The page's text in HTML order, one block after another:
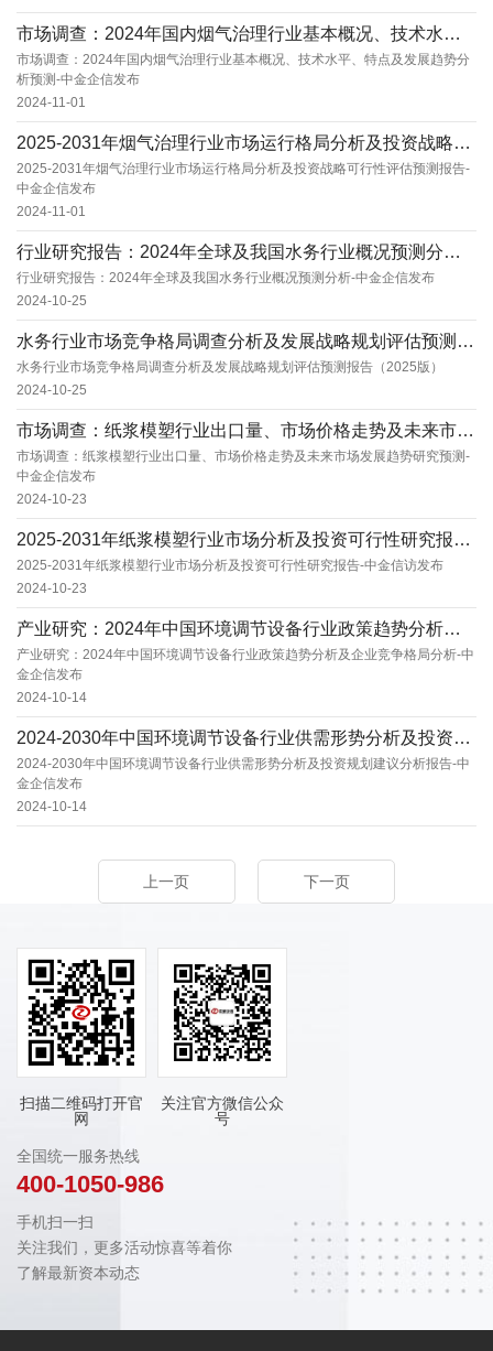
市场调查：2024年国内烟气治理行业基本概况、技术水平、特点及发展趋势分析预测-中金企信发...
市场调查：2024年国内烟气治理行业基本概况、技术水平、特点及发展趋势分
析预测-中金企信发布
2024-11-01
2025-2031年烟气治理行业市场运行格局分析及投资战略可行性评估预测报告-中金企信发布...
2025-2031年烟气治理行业市场运行格局分析及投资战略可行性评估预测报告-
中金企信发布
2024-11-01
行业研究报告：2024年全球及我国水务行业概况预测分析-中金企信发布
行业研究报告：2024年全球及我国水务行业概况预测分析-中金企信发布
2024-10-25
水务行业市场竞争格局调查分析及发展战略规划评估预测报告（2025版）
水务行业市场竞争格局调查分析及发展战略规划评估预测报告（2025版）
2024-10-25
市场调查：纸浆模塑行业出口量、市场价格走势及未来市场发展趋势研究预测-中金企信发布
市场调查：纸浆模塑行业出口量、市场价格走势及未来市场发展趋势研究预测-
中金企信发布
2024-10-23
2025-2031年纸浆模塑行业市场分析及投资可行性研究报告-中金信访发布
2025-2031年纸浆模塑行业市场分析及投资可行性研究报告-中金信访发布
2024-10-23
产业研究：2024年中国环境调节设备行业政策趋势分析及企业竞争格局分析-中金企信发布
产业研究：2024年中国环境调节设备行业政策趋势分析及企业竞争格局分析-中
金企信发布
2024-10-14
2024-2030年中国环境调节设备行业供需形势分析及投资规划建议分析报告-中金企信发布
2024-2030年中国环境调节设备行业供需形势分析及投资规划建议分析报告-中
金企信发布
2024-10-14
上一页 下一页
扫描二维码打开官
网
关注官方微信公众
号
全国统一服务热线
400-1050-986
手机扫一扫
关注我们，更多活动惊喜等着你
了解最新资本动态